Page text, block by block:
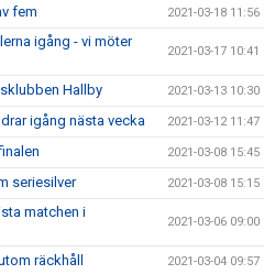
fem 2021-03-18 11:56
igång - vi möter
2021-03-17 10:41
Hallby 2021-03-13 10:30
igång nästa vecka 2021-03-12 11:47
2021-03-08 15:45
seriesilver 2021-03-08 15:15
matchen i
2021-03-06 09:00
räckhåll 2021-03-04 09:57